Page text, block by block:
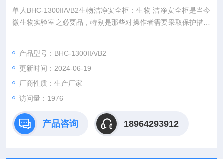
单人BHC-1300IIA/B2生物洁净安全柜：生物 洁净安全柜是当今
微生物实验室之必要品，特别是那些对操作者需要采取保护措施
的场合。如医疗、制药、科研等进行细菌培养时既无菌无尘又工
产品型号：BHC-1300IIA/B2
更新时间：2024-06-19
厂商性质：生产厂家
访问量：1976
产品咨询 18964293912